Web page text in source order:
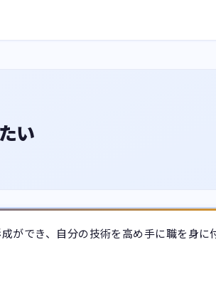
い
ができ、自分の技術を高め手に職を身に